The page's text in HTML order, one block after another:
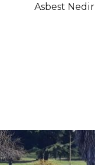
Asbest Nedir